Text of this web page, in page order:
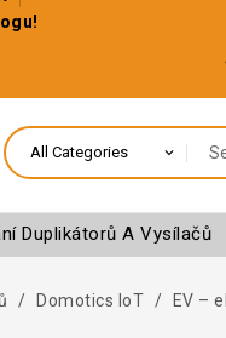
Duplikátorů A Vysílačů
Domotics IoT EV –